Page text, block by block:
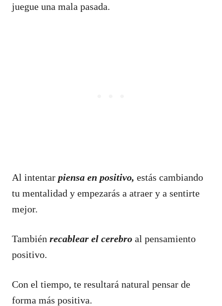
juegue una mala pasada.
Al intentar piensa en positivo, estás cambiando
tu mentalidad y empezarás a atraer y a sentirte
mejor.
También recablear el cerebro al pensamiento
positivo.
Con el tiempo, te resultará natural pensar de
forma más positiva.